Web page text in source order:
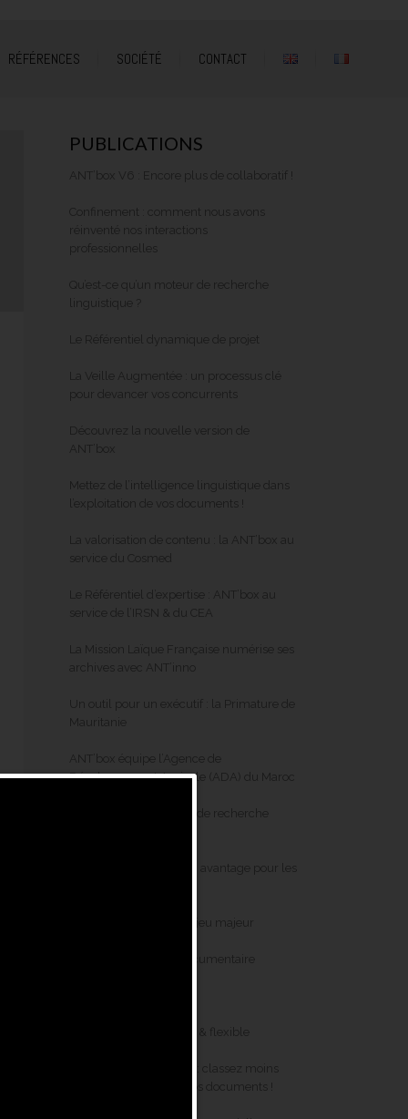
RÉFÉRENCES SOCIÉTÉ CONTACT
PUBLICATIONS
ANT’box V6 : Encore plus de collaboratif !
Confinement : comment nous avons
réinventé nos interactions
Qu’est-ce qu’un moteur de recherche
linguistique ?
Le Référentiel dynamique de projet
La Veille Augmentée : un processus clé
pour devancer vos concurrents
Découvrez la nouvelle version de
ANT’box
Mettez de l’intelligence linguistique dans
l’exploitation de vos documents !
La valorisation de contenu : la ANT’box au
service du Cosmed
Le Référentiel d’expertise : ANT’box au
service de l’IRSN & du CEA
La Mission Laïque Française numérise ses
archives avec ANT’inno
Un outil pour un exécutif : la Primature de
Mauritanie
ANT’box équipe l’Agence de
Développement Agricole (ADA) du Maroc
La GED crosslingue : un avantage pour les
La numérisation : un enjeu majeur
Bâtir un Référentiel Documentaire
La GED doit être simple & flexible
Simplifiez-vous la GED : classez moins
pour mieux exploiter vos documents !